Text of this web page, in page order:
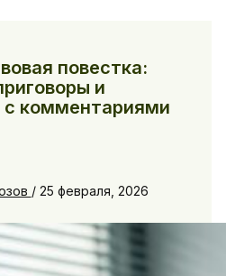
повестка:
и
с комментариями
/ 25 февраля, 2026